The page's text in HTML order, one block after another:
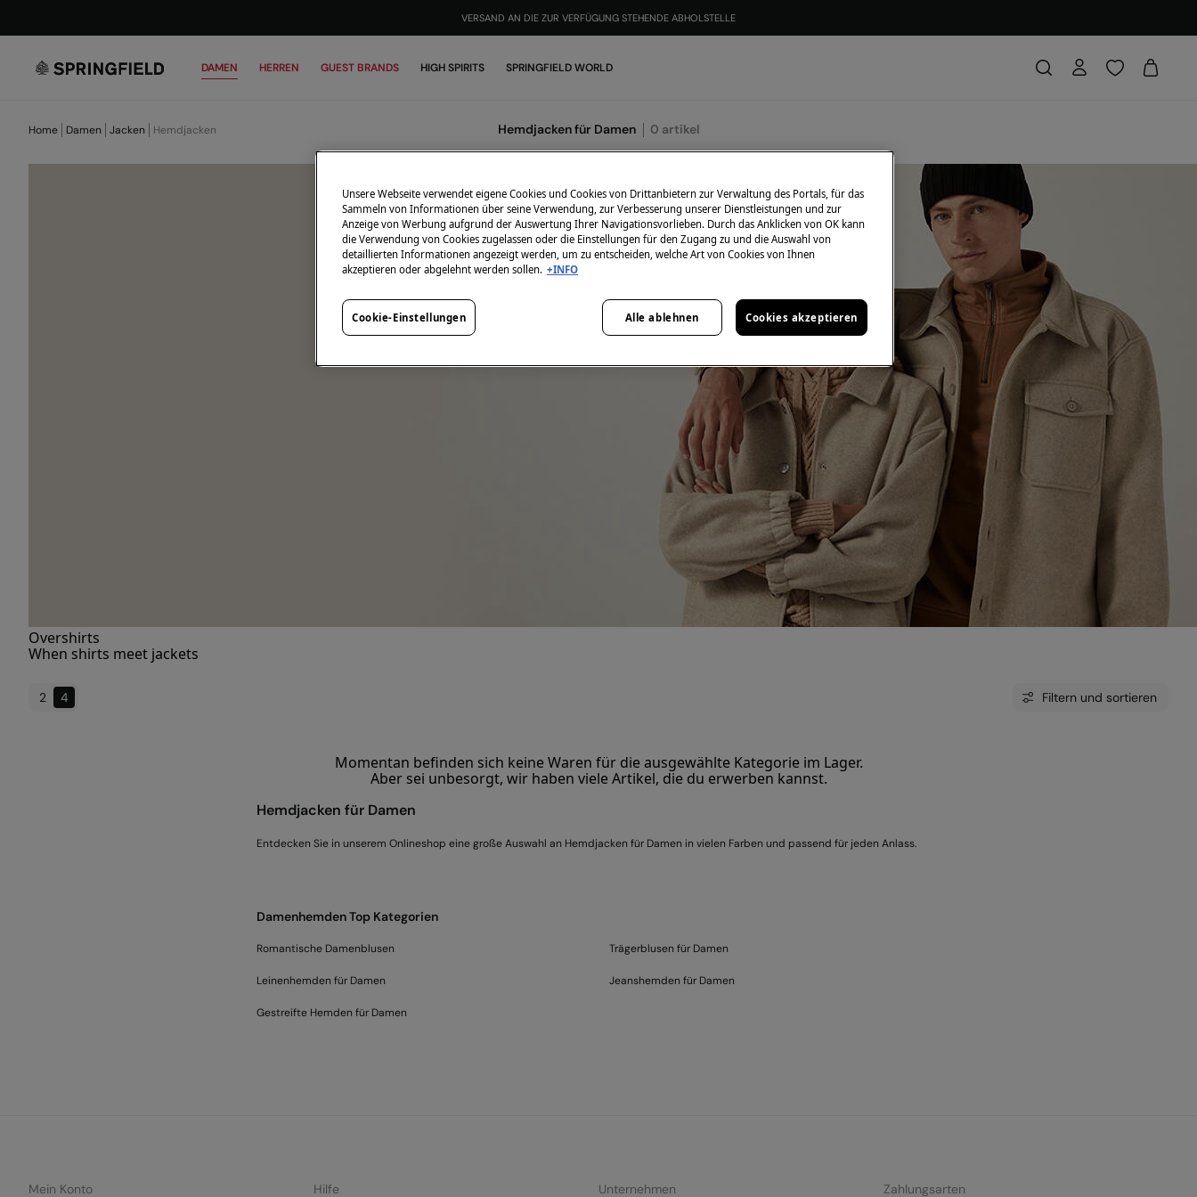
VERSAND AN DIE ZUR VERFÜGUNG STEHENDE ABHOLSTELLE
DAMEN HERREN GUEST BRANDS HIGH SPIRITS SPRINGFIELD WORLD
Home Damen Jacken Hemdjacken Hemdjacken für Damen 0 artikel
Overshirts
When shirts meet jackets
2 4 Filtern und sortieren
Momentan befinden sich keine Waren für die ausgewählte Kategorie im Lager.
Aber sei unbesorgt, wir haben viele Artikel, die du erwerben kannst.
Hemdjacken für Damen
Entdecken Sie in unserem Onlineshop eine große Auswahl an Hemdjacken für Damen in vielen Farben und passend für jeden Anlass.
Damenhemden Top Kategorien
Romantische Damenblusen
Leinenhemden für Damen
Gestreifte Hemden für Damen
Trägerblusen für Damen
Jeanshemden für Damen
Mein Konto Hilfe Unternehmen Zahlungsarten
Unsere Webseite verwendet eigene Cookies und Cookies von Drittanbietern zur Verwaltung des Portals, für das
Sammeln von Informationen über seine Verwendung, zur Verbesserung unserer Dienstleistungen und zur
Anzeige von Werbung aufgrund der Auswertung Ihrer Navigationsvorlieben. Durch das Anklicken von OK kann
die Verwendung von Cookies zugelassen oder die Einstellungen für den Zugang zu und die Auswahl von
detaillierten Informationen angezeigt werden, um zu entscheiden, welche Art von Cookies von Ihnen
akzeptieren oder abgelehnt werden sollen. +INFO
Alle ablehnen Cookies akzeptieren
Cookie-Einstellungen